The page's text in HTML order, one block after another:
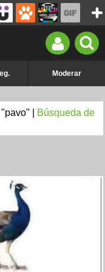
Moderar
|
Búsqueda de